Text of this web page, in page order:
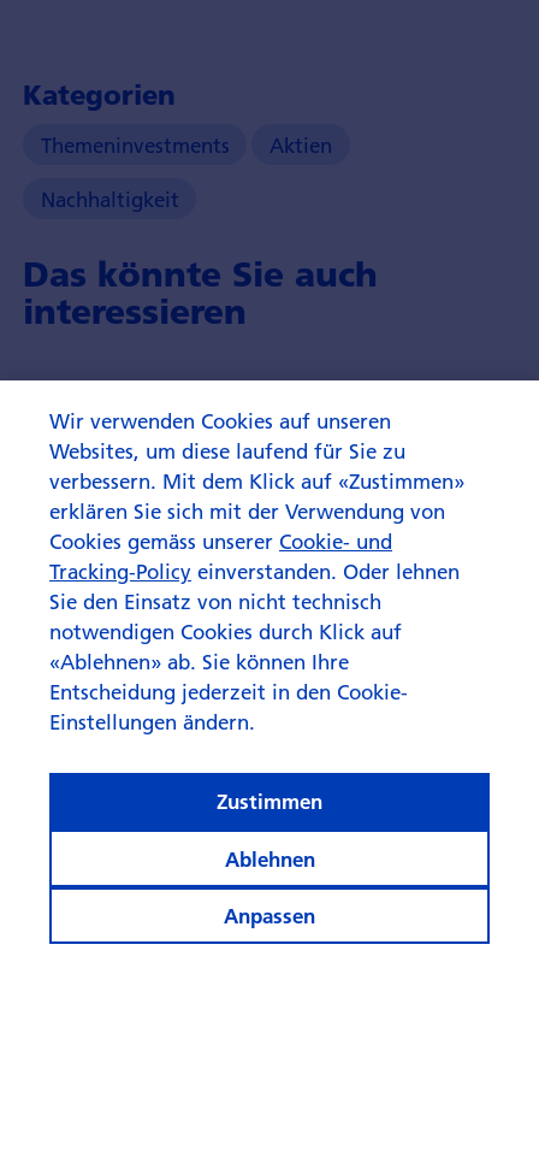
Kategorien
Themeninvestments Aktien
Nachhaltigkeit
Das könnte Sie auch
interessieren
Wir verwenden Cookies auf unseren
Websites, um diese laufend für Sie zu
verbessern. Mit dem Klick auf «Zustimmen»
erklären Sie sich mit der Verwendung von
Cookies gemäss unserer Cookie- und
Tracking-Policy einverstanden. Oder lehnen
Sie den Einsatz von nicht technisch
notwendigen Cookies durch Klick auf
«Ablehnen» ab. Sie können Ihre
Entscheidung jederzeit in den Cookie-
Einstellungen ändern.
Anpassen
Ablehnen
Zustimmen